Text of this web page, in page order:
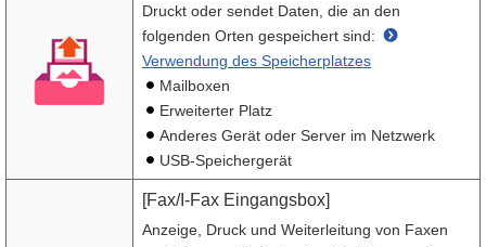
Druckt oder sendet Daten, die an den
folgenden Orten gespeichert sind:
Verwendung des Speicherplatzes
Mailboxen
Erweiterter Platz
Anderes Gerät oder Server im Netzwerk
USB-Speichergerät
[Fax/I-Fax Eingangsbox]
Anzeige, Druck und Weiterleitung von Faxen